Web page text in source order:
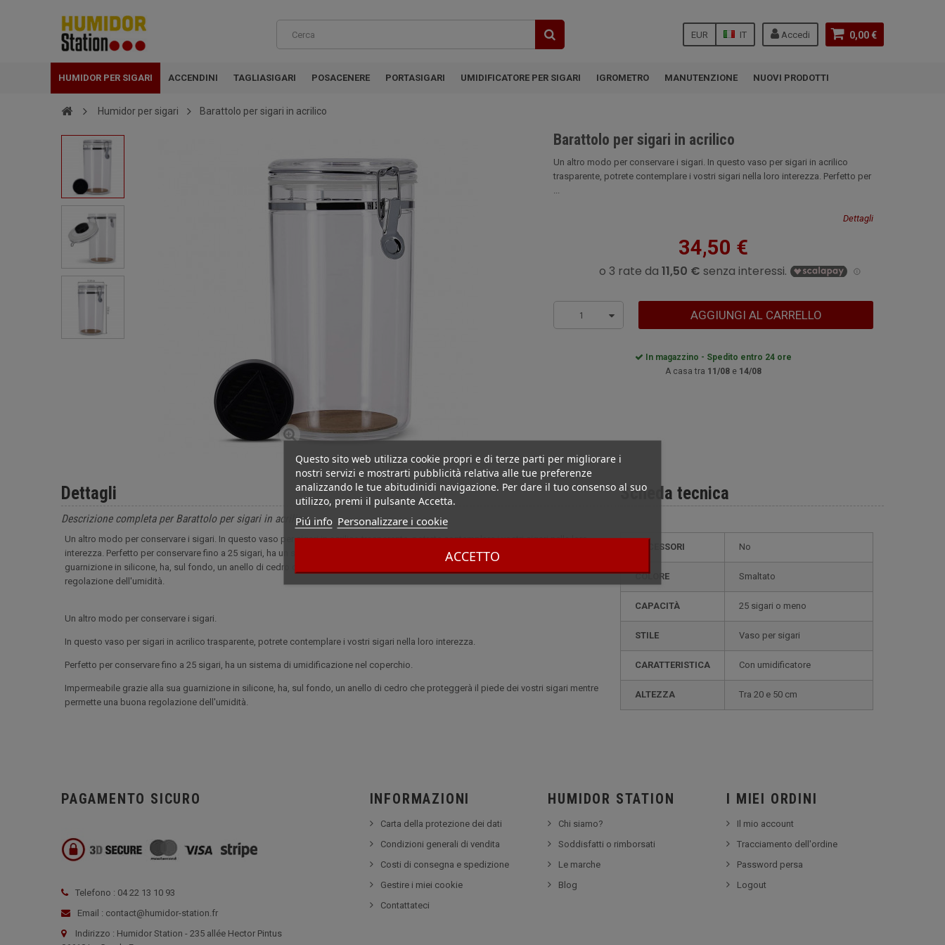
0,00 €
Accedi
IT
EUR
HUMIDOR PER SIGARI ACCENDINI TAGLIASIGARI POSACENERE PORTASIGARI UMIDIFICATORE PER SIGARI IGROMETRO MANUTENZIONE NUOVI PRODOTTI
Questo sito web utilizza cookie propri e di terze parti per migliorare i
nostri servizi e mostrarti pubblicità relativa alle tue preferenze
analizzando le tue abitudinidi navigazione. Per dare il tuo consenso al suo
utilizzo, premi il pulsante Accetta.
Piú info Personalizzare i cookie
ACCETTO
Humidor per sigari Barattolo per sigari in acrilico
Barattolo per sigari in acrilico
Un altro modo per conservare i sigari. In questo vaso per sigari in acrilico
trasparente, potrete contemplare i vostri sigari nella loro interezza. Perfetto per
...
Dettagli
34,50 €
1 AGGIUNGI AL CARRELLO
In magazzino - Spedito entro 24 ore
A casa tra 11/08 e 14/08
Scheda tecnica
ACCESSORI No
COLORE smaltato
CAPACITÀ 25 sigari o meno
STILE vaso per sigari
CARATTERISTICA con umidificatore
ALTEZZA tra 20 e 50 cm
Dettagli
Descrizione completa per Barattolo per sigari in acrilico
Un altro modo per conservare i sigari. In questo vaso per sigari in acrilico trasparente, potrete contemplare i vostri sigari nella loro
interezza. Perfetto per conservare fino a 25 sigari, ha un sistema di umidificazione nel coperchio. Impermeabile grazie alla sua
guarnizione in silicone, ha, sul fondo, un anello di cedro che proteggerà il piede dei vostri sigari mentre permette una buona
regolazione dell'umidità.
Un altro modo per conservare i sigari.
In questo vaso per sigari in acrilico trasparente, potrete contemplare i vostri sigari nella loro interezza.
Perfetto per conservare fino a 25 sigari, ha un sistema di umidificazione nel coperchio.
Impermeabile grazie alla sua guarnizione in silicone, ha, sul fondo, un anello di cedro che proteggerà il piede dei vostri sigari mentre
permette una buona regolazione dell'umidità.
PAGAMENTO SICURO
Telefono : 04 22 13 10 93
Email : contact@humidor-station.fr
Indirizzo : Humidor Station - 235 allée Hector Pintus
INFORMAZIONI
Carta della protezione dei dati
Condizioni generali di vendita
Costi di consegna e spedizione
Gestire i miei cookie
Contattateci
HUMIDOR STATION
Chi siamo?
Soddisfatti o rimborsati
Le marche
Blog
I MIEI ORDINI
Il mio account
Tracciamento dell'ordine
Password persa
Logout